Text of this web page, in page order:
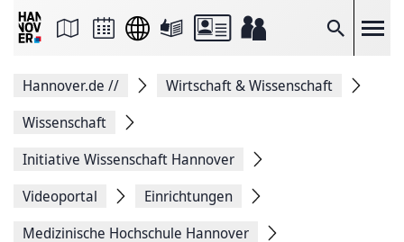
Suche
Seite
Facebook
teilen
Seitenlink
Seite
Hannover.de //
Wirtschaft & Wissenschaft
Wissenschaft
Initiative Wissenschaft Hannover
Videoportal
Einrichtungen
Medizinische ­Hochschule ­Hannover